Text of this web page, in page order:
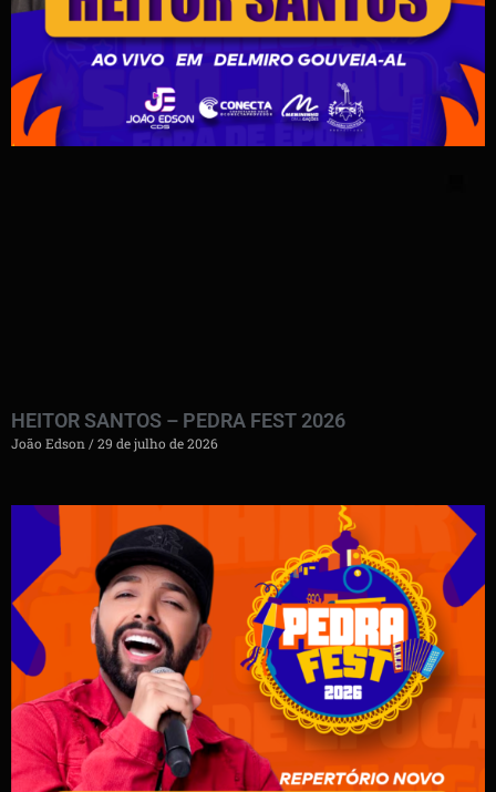
HEITOR SANTOS – PEDRA FEST 2026
João Edson 29 de julho de 2026